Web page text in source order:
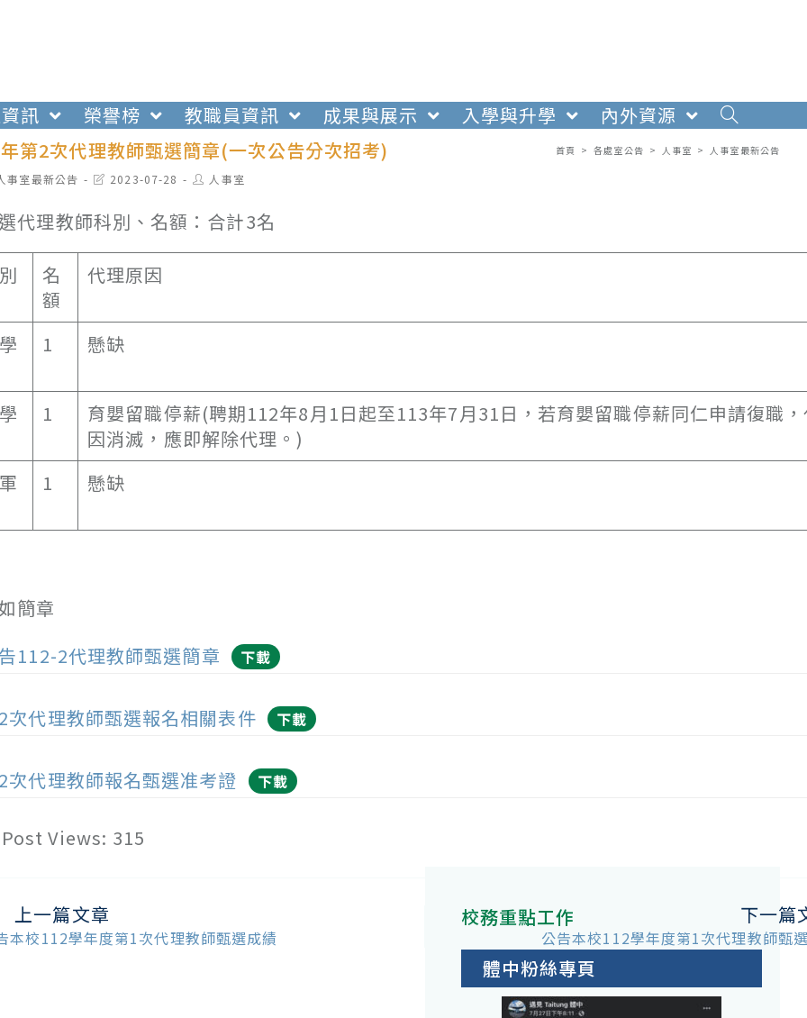
訊 榮譽榜 教職員資訊 成果與展示 入學與升學
內外資源
第2次代理教師甄選簡章(一次公告分次招考)
首頁 > 各處室公告 > 人事室 > 人事室最新公告
事室最新公告
Post2023-07-28
Post人事室
代理教師科別、名額：合計3名
名
額
代理原因
1 懸缺
1
育嬰留職停薪(聘期112年8月1日起至113年7月31日，若育嬰留職停薪同仁申請復職
因消滅，應即解除代理。)
1 懸缺
簡章
112-2代理教師甄選簡章
下載
次代理教師甄選報名相關表件 下載
次代理教師報名甄選准考證 下載
Post Views: 315
上一篇文章
本校112學年度第1次代理教師甄選成績
下一篇
公告本校112學年度第1次代理教師甄
校務重點工作
體中粉絲專頁